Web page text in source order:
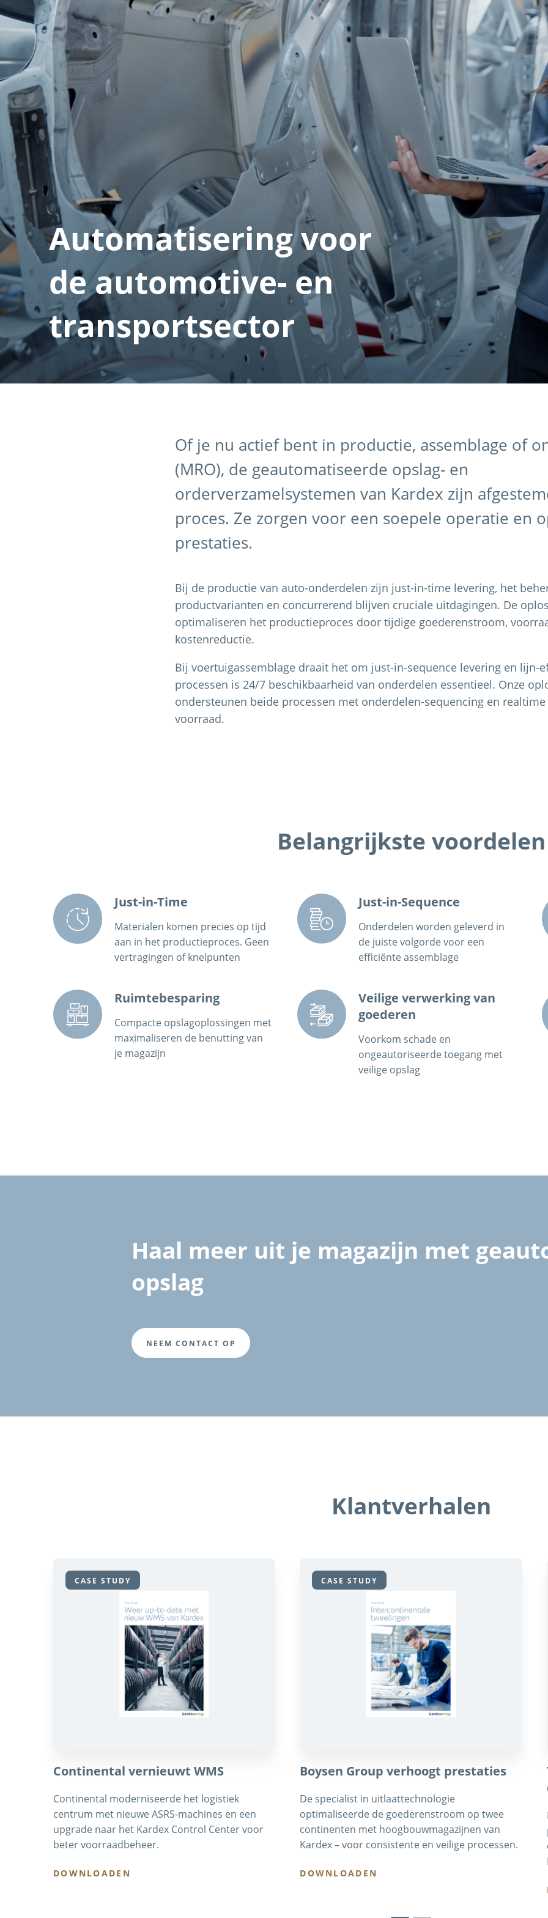
Automatisering voor
de automotive- en
transportsector
Of je nu actief bent in productie, assemblage of
(MRO), de geautomatiseerde opslag- en
orderverzamelsystemen van Kardex zijn
proces. Ze zorgen voor een soepele operatie en
prestaties.
Bij de productie van auto-onderdelen zijn just-in-time levering, het
productvarianten en concurrerend blijven cruciale uitdagingen. De
optimaliseren het productieproces door tijdige goederenstroom,
kostenreductie.
Bij voertuigassemblage draait het om just-in-sequence levering en lijn-
processen is 24/7 beschikbaarheid van onderdelen essentieel. Onze
ondersteunen beide processen met onderdelen-sequencing en
voorraad.
Belangrijkste voordelen
Just-in-Time
Materialen komen precies op tijd
aan in het productieproces. Geen
vertragingen of knelpunten
Just-in-Sequence
Onderdelen worden geleverd in
de juiste volgorde voor een
efficiënte assemblage
Ruimtebesparing
Compacte opslagoplossingen met
maximaliseren de benutting van
je magazijn
Veilige verwerking van
goederen
Voorkom schade en
ongeautoriseerde toegang met
veilige opslag
Haal meer uit je magazijn met
opslag
NEEM CONTACT OP
Klantverhalen
CASE STUDY
Continental vernieuwt WMS
Continental moderniseerde het logistiek
centrum met nieuwe ASRS-machines en een
upgrade naar het Kardex Control Center voor
beter voorraadbeheer.
DOWNLOADEN
CASE STUDY
Boysen Group verhoogt prestaties
De specialist in uitlaattechnologie
optimaliseerde de goederenstroom op twee
continenten met hoogbouwmagazijnen van
Kardex – voor consistente en veilige processen.
DOWNLOADEN